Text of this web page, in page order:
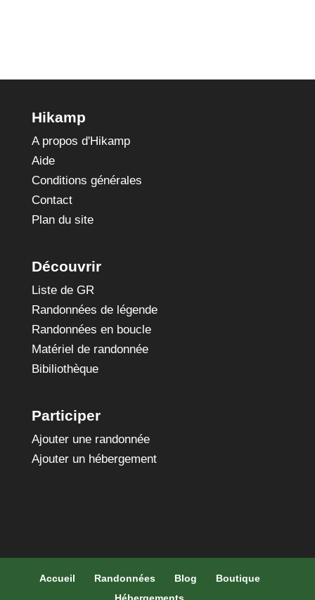
Hikamp
A propos d'Hikamp
Aide
Conditions générales
Contact
Plan du site
Découvrir
Liste de GR
Randonnées de légende
Randonnées en boucle
Matériel de randonnée
Bibiliothèque
Participer
Ajouter une randonnée
Ajouter un hébergement
Accueil Randonnées Blog
Boutique